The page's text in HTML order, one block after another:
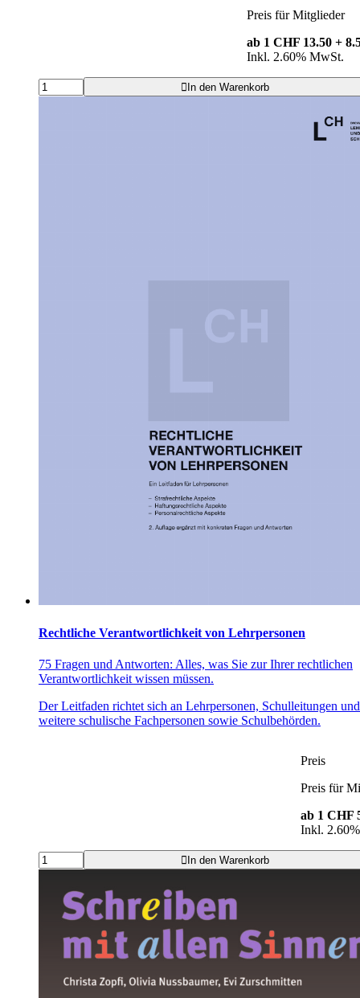
Preis für Mitglieder
ab 1 CHF 13.50 +
Inkl. 2.60% MwSt.
In den Warenkorb
Rechtliche Verantwortlichkeit von Lehrpersonen
75 Fragen und Antworten: Alles, was Sie zur Ihrer rechtlichen
Verantwortlichkeit wissen müssen.
Der Leitfaden richtet sich an Lehrpersonen, Schulleitungen und
weitere schulische Fachpersonen sowie Schulbehörden.
Preis
Preis für
ab 1 CHF
Inkl.
In den Warenkorb